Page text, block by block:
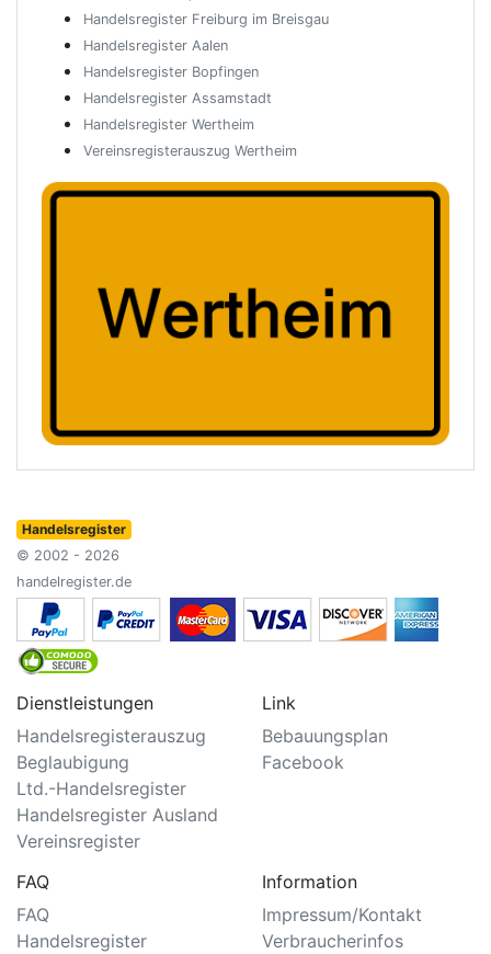
Handelsregister Freiburg im Breisgau
Handelsregister Aalen
Handelsregister Bopfingen
Handelsregister Assamstadt
Handelsregister Wertheim
Vereinsregisterauszug Wertheim
Handelsregister
© 2002 - 2026
handelregister.de
Dienstleistungen
Handelsregisterauszug
Beglaubigung
Ltd.-Handelsregister
Handelsregister Ausland
Vereinsregister
Link
Bebauungsplan
Facebook
FAQ
FAQ
Handelsregister
Information
Impressum/Kontakt
Verbraucherinfos